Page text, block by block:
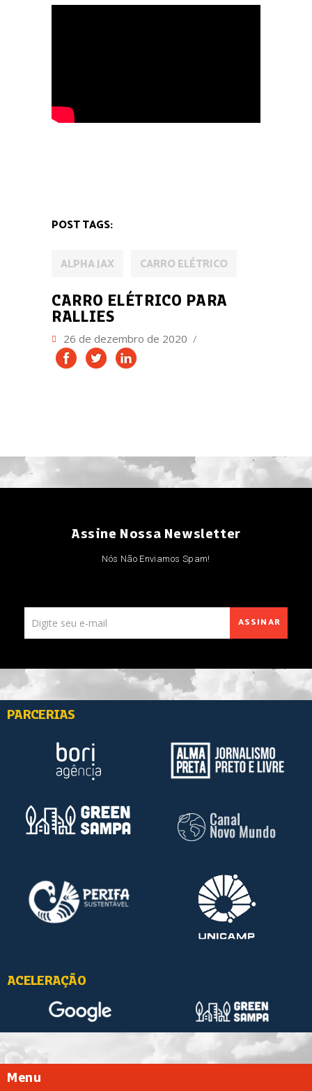
POST TAGS:
ALPHA JAX CARRO ELÉTRICO
CARRO ELÉTRICO PARA
RALLIES
26 de dezembro de 2020
Assine Nossa Newsletter
Nós Não Enviamos Spam!
ASSINAR
PARCERIAS
ACELERAÇÃO
Menu